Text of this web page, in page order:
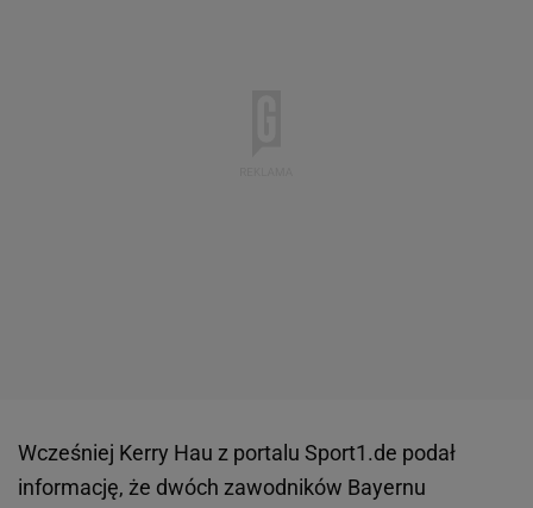
Wcześniej Kerry Hau z portalu Sport1.de podał
informację, że dwóch zawodników Bayernu